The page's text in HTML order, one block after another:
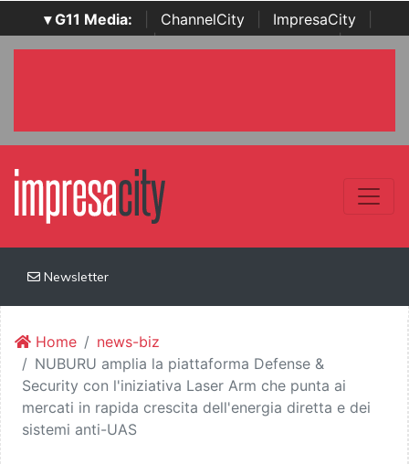
▾ G11 Media: ChannelCity ImpresaCity
SecurityOpenLab | Italian Channel Awards | Italian
Newsletter
Home
news-biz
NUBURU amplia la piattaforma Defense &
Security con l'iniziativa Laser Arm che punta ai
mercati in rapida crescita dell'energia diretta e dei
sistemi anti-UAS